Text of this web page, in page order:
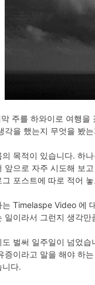
주를 하와이로 여행
각을 했는지 무엇을 봤
목적이 있습니다. 하
앞으로 자주 시도해 보
포스트에 따로 적어
는 Timelaspe Video 에
일이라서 그런지 생각만
벌써 일주일이 넘었
증이라고 말을 해야 하
니다.